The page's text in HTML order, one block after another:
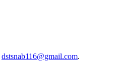
dstsnab116@gmail.com.